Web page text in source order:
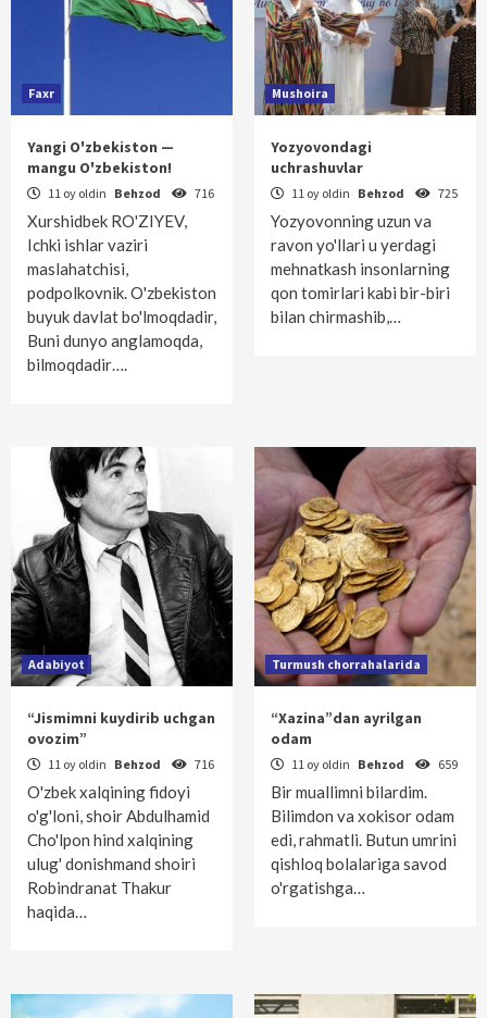
Faxr
Yangi O'zbekiston —
mangu O'zbekiston!
11 oy oldin Behzod 716
Xurshidbek RO'ZIYEV,
Ichki ishlar vaziri
maslahatchisi,
podpolkovnik. O'zbekiston
buyuk davlat bo'lmoqdadir,
Buni dunyo anglamoqda,
bilmoqdadir….
Mushoira
Yozyovondagi
uchrashuvlar
11 oy oldin Behzod 725
Yozyovonning uzun va
ravon yo'llari u yerdagi
mehnatkash insonlarning
qon tomirlari kabi bir-biri
bilan chirmashib,…
Adabiyot
“Jismimni kuydirib uchgan
ovozim”
11 oy oldin Behzod 716
O'zbek xalqining fidoyi
o'g'loni, shoir Abdulhamid
Cho'lpon hind xalqining
ulug' donishmand shoiri
Robindranat Thakur
haqida…
Turmush chorrahalarida
“Xazina”dan ayrilgan
odam
11 oy oldin Behzod 659
Bir muallimni bilardim.
Bilimdon va xokisor odam
edi, rahmatli. Butun umrini
qishloq bolalariga savod
o'rgatishga…